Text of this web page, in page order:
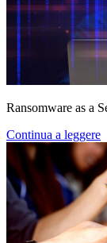
Ransomware as a
Continua a leggere